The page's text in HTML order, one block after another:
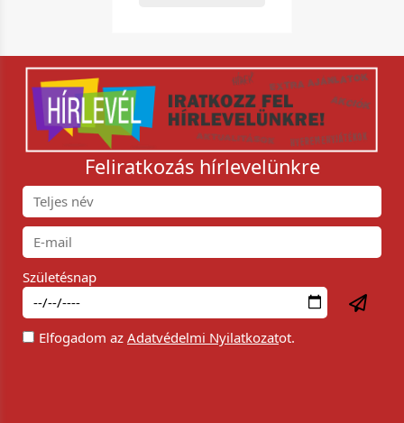
Feliratkozás hírlevelünkre
Születésnap
Elfogadom az Adatvédelmi Nyilatkozatot.